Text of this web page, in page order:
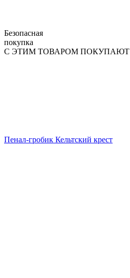
Безопасная
покупка
С ЭТИМ ТОВАРОМ ПОКУПАЮТ
Пенал-гробик Кельтский крест